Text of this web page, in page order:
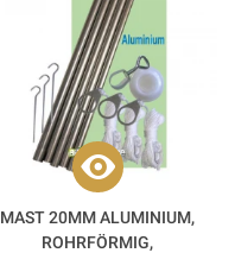
MAST 20MM ALUMINIUM,
ROHRFÖRMIG,